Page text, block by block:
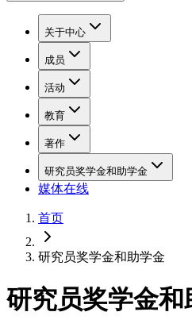
关于中心
成员
活动
教育
著作
研究员奖学金和助学金
媒体在线
首页
研究员奖学金和助学金
研究员奖学金和